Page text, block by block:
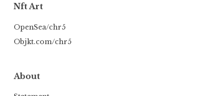
Nft Art
OpenSea/chr5
Objkt.com/chr5
About